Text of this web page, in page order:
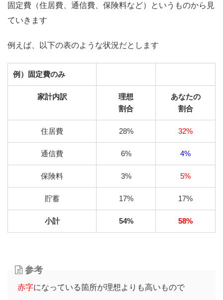
固定費（住居費、通信費、保険料など）というものから見
ていきます
例えば、以下の表のような状況だとします
例）固定費のみ
家計内訳
理想
割合
あなたの
割合
住居費 28% 32%
通信費 6% 4%
保険料 3% 5%
貯蓄 17% 17%
小計 54% 58%
参考
赤字になっている箇所が理想よりも高いもので